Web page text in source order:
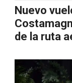
Nuevo
de la ruta